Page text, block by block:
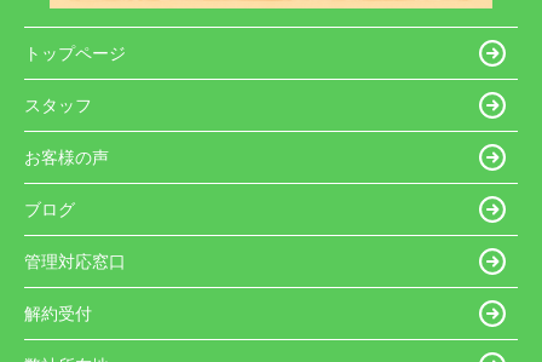
トップページ
スタッフ
お客様の声
ブログ
管理対応窓口
解約受付